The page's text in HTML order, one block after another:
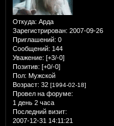
Откуда: Арда
Зарегистрирован: 2007-09-26
Приглашений: 0
Сообщений: 144
Уважение: [+3/-0]
Позитив: [+0/-0]
Пол: Мужской
Возраст: 32 [1994-02-18]
Провел на форуме:
1 день 2 часа
Последний визит:
2007-12-31 14:11:21